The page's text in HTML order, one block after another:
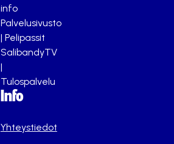
info
Palvelusivusto
| Pelipassit
SalibandyTV
|
Tulospalvelu
Info
Yhteystiedot